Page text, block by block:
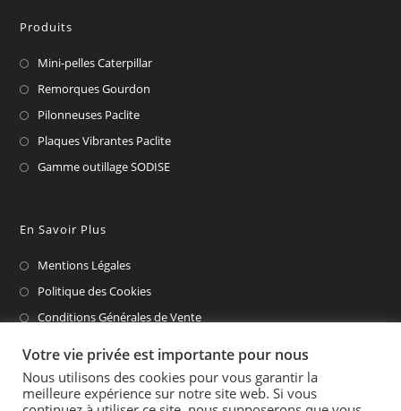
Produits
Mini-pelles Caterpillar
Remorques Gourdon
Pilonneuses Paclite
Plaques Vibrantes Paclite
Gamme outillage SODISE
En Savoir Plus
Mentions Légales
Politique des Cookies
Conditions Générales de Vente
Votre vie privée est importante pour nous
Nous utilisons des cookies pour vous garantir la
meilleure expérience sur notre site web. Si vous